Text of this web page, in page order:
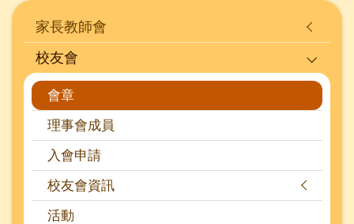
Main
navigation
家長教師會
校友會
會章
理事會成員
入會申請
校友會資訊
活動